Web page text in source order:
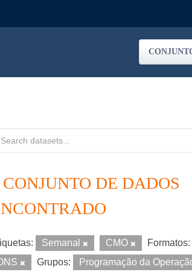
CONJUNTO DE DADOS
Semanal CMO Formatos:
Grupos: Programação da